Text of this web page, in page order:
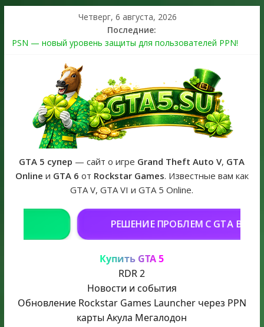
Четверг, 6 августа, 2026
Последние:
PSN — новый уровень защиты для пользователей PPN!
The Kortz Center Heist выйдет в GTA Online уже 14 июля
Регистрация в Rockstar Games Social Club ошибка #1.500.7:
как зарегистрировать аккаунт и войти без проблем в 2026
Получайте особые награды в GTA Online по программе
Fine Art Collector
GTA 6 официальная обложка игры и Предзаказ Grand Theft
Auto VI
GTA 5 супер — сайт о игре Grand Theft Auto V, GTA
Online и GTA 6 от Rockstar Games. Известные вам как
GTA V, GTA VI и GTA 5 Online.
РЕШЕНИЕ ПРОБЛЕМ С GTA В РОССИИ
Купить GTA 5
RDR 2
Новости и события
Обновление Rockstar Games Launcher через PPN
карты Акула Мегалодон